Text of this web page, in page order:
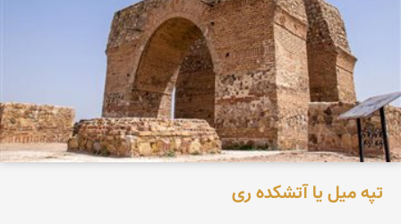
تپه میل یا آتشکده ری